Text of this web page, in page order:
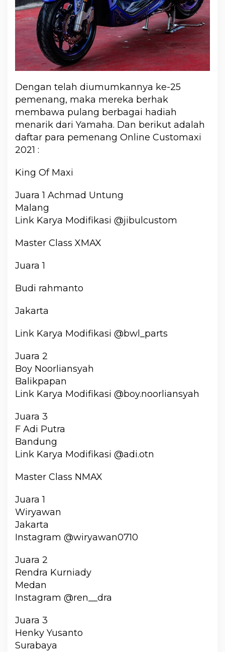
Dengan telah diumumkannya ke-25
pemenang, maka mereka berhak
membawa pulang berbagai hadiah
menarik dari Yamaha. Dan berikut adalah
daftar para pemenang Online Customaxi
2021 :
King Of Maxi
Juara 1 Achmad Untung
Malang
Link Karya Modifikasi @jibulcustom
Master Class XMAX
Juara 1
Budi rahmanto
Jakarta
Link Karya Modifikasi @bwl_parts
Juara 2
Boy Noorliansyah
Balikpapan
Link Karya Modifikasi @boy.noorliansyah
Juara 3
F Adi Putra
Bandung
Link Karya Modifikasi @adi.otn
Master Class NMAX
Juara 1
Wiryawan
Jakarta
Instagram @wiryawan0710
Juara 2
Rendra Kurniady
Medan
Instagram @ren__dra
Juara 3
Henky Yusanto
Surabaya